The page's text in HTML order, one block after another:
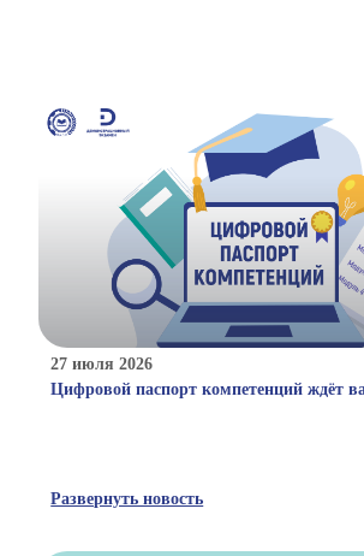
27 июля 2026
Цифровой паспорт компетенций ждёт
Развернуть новость